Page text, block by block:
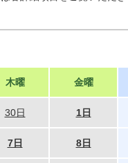
木曜 金曜
30日 1日
7日 8日